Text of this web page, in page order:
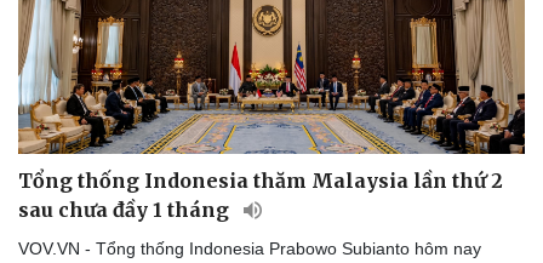
Thể thao
Bóng đá
Lịch thi đấu bóng đá
Thế giới thể thao
eSports
Ô tô - Xe máy
Ô tô
Tổng thống Indonesia thăm Malaysia lần thứ 2
sau chưa đầy 1 tháng
VOV.VN - Tổng thống Indonesia Prabowo Subianto hôm nay